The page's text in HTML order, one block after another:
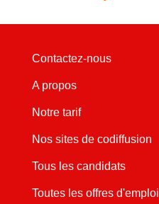
Contactez-nous
A propos
Notre tarif
Nos sites de codiffusion
Tous les candidats
Toutes les offres d'emploi